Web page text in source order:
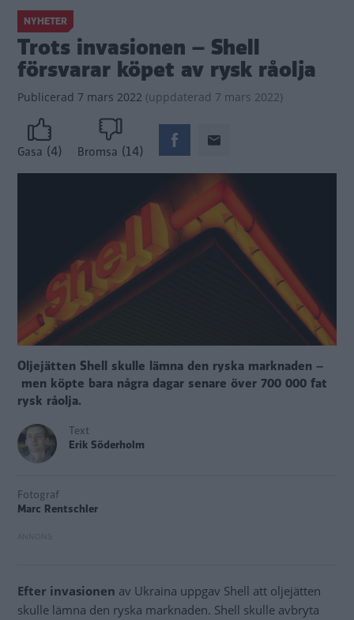
NYHETER
Trots invasionen – Shell
försvarar köpet av rysk råolja
Publicerad 7 mars 2022 (uppdaterad 7 mars 2022)
Gasa (4) Bromsa (14)
Oljejätten Shell skulle lämna den ryska marknaden –
men köpte bara några dagar senare över 700 000 fat
rysk råolja.
Text
Erik Söderholm
Fotograf
Marc Rentschler
Efter invasionen av Ukraina uppgav Shell att oljejätten
skulle lämna den ryska marknaden. Shell skulle avbryta